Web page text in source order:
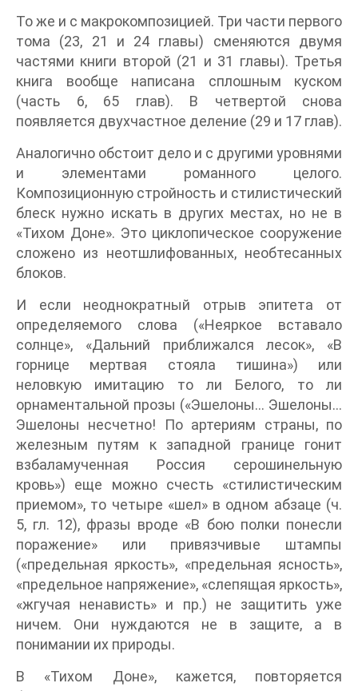
То же и с макрокомпозицией. Три части первого
тома (23, 21 и 24 главы) сменяются двумя
частями книги второй (21 и 31 главы). Третья
книга вообще написана сплошным куском
(часть 6, 65 глав). В четвертой снова
появляется двухчастное деление (29 и 17 глав).
Аналогично обстоит дело и с другими уровнями
и элементами романного целого.
Композиционную стройность и стилистический
блеск нужно искать в других местах, но не в
«Тихом Доне». Это циклопическое сооружение
сложено из неотшлифованных, необтесанных
блоков.
И если неоднократный отрыв эпитета от
определяемого слова («Неяркое вставало
солнце», «Дальний приближался лесок», «В
горнице мертвая стояла тишина») или
неловкую имитацию то ли Белого, то ли
орнаментальной прозы («Эшелоны… Эшелоны…
Эшелоны несчетно! По артериям страны, по
железным путям к западной границе гонит
взбаламученная Россия серошинельную
кровь») еще можно счесть «стилистическим
приемом», то четыре «шел» в одном абзаце (ч.
5, гл. 12), фразы вроде «В бою полки понесли
поражение» или привязчивые штампы
(«предельная яркость», «предельная ясность»,
«предельное напряжение», «слепящая яркость»,
«жгучая ненависть» и пр.) не защитить уже
ничем. Они нуждаются не в защите, а в
понимании их природы.
В «Тихом Доне», кажется, повторяется